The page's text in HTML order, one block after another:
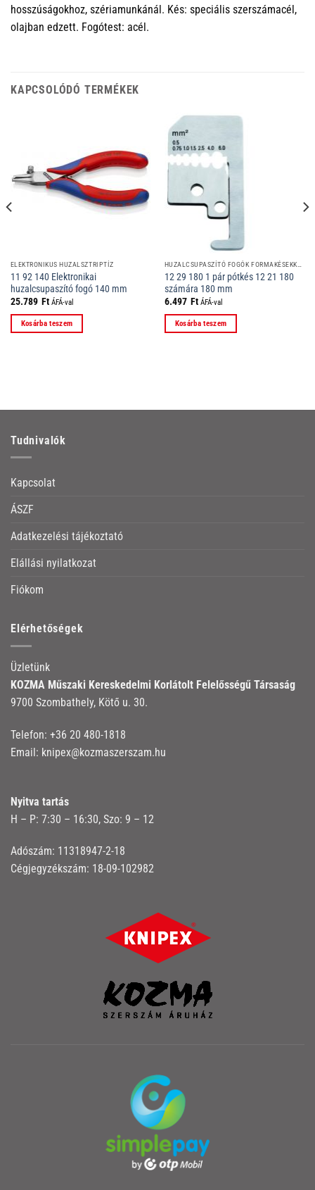
hosszúságokhoz, szériamunkánál. Kés: speciális szerszámacél,
olajban edzett. Fogótest: acél.
KAPCSOLÓDÓ TERMÉKEK
ELEKTRONIKUS HUZALSZTRIPTÍZ
11 92 140 Elektronikai
huzalcsupaszító fogó 140 mm
25.789 Ft ÁFÁ-val
Kosárba teszem
12 29 180 1 pár pótkés 12 21 180
számára 180 mm
6.497 Ft ÁFÁ-val
Kosárba teszem
Tudnivalók
Kapcsolat
ÁSZF
Adatkezelési tájékoztató
Elállási nyilatkozat
Fiókom
Elérhetőségek
Üzletünk
KOZMA Műszaki Kereskedelmi Korlátolt Felelősségű Társaság
9700 Szombathely, Kötő u. 30.
Telefon: +36 20 480-1818
Email: knipex@kozmaszerszam.hu
Nyitva tartás
H – P: 7:30 – 16:30, Szo: 9 – 12
Adószám: 11318947-2-18
Cégjegyzékszám: 18-09-102982